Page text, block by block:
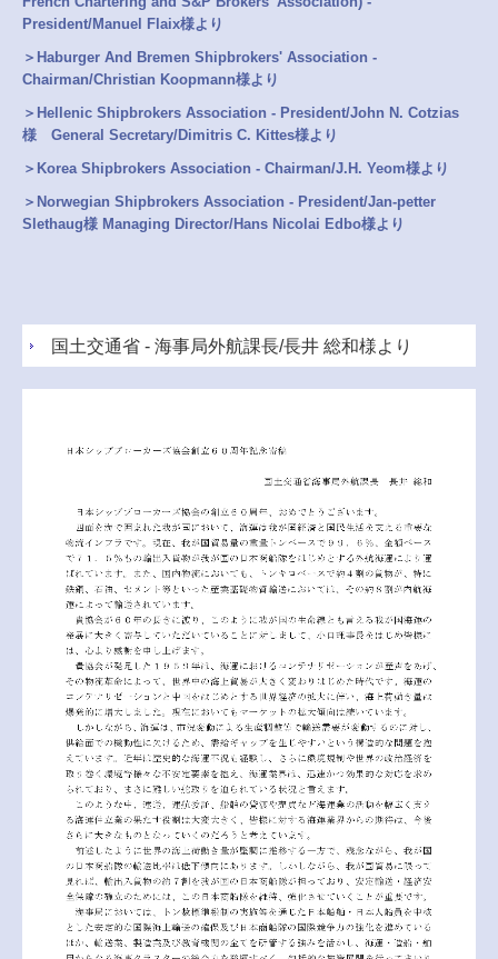
President/Manuel Flaix様より
＞Haburger And Bremen Shipbrokers' Association -
Chairman/Christian Koopmann様より
＞Hellenic Shipbrokers Association - President/John N. Cotzias
様 General Secretary/Dimitris C. Kittes様より
＞Korea Shipbrokers Association - Chairman/J.H. Yeom様より
＞Norwegian Shipbrokers Association - President/Jan-petter
Slethaug様 Managing Director/Hans Nicolai Edbo様より
国土交通省 - 海事局外航課長/長井 総和様より